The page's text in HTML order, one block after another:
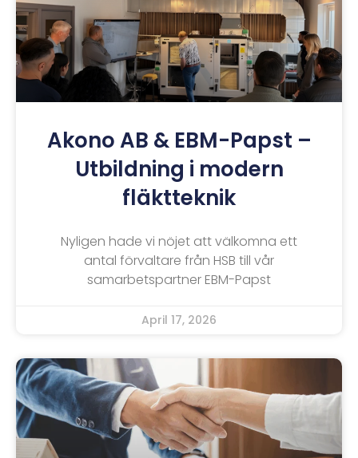
Akono AB & EBM-Papst –
Utbildning i modern
fläktteknik
Nyligen hade vi nöjet att välkomna ett
antal förvaltare från HSB till vår
samarbetspartner EBM-Papst
April 17, 2026